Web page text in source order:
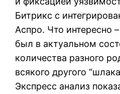
Битрикс с
Аспро. Что интересно
был в актуальном
количества разного
всякого другого
Экспресс анализ